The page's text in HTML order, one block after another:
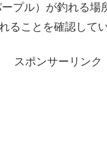
プル）が釣れる
ることを確認してい
スポンサーリンク